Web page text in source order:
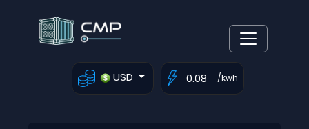
USD /kwh